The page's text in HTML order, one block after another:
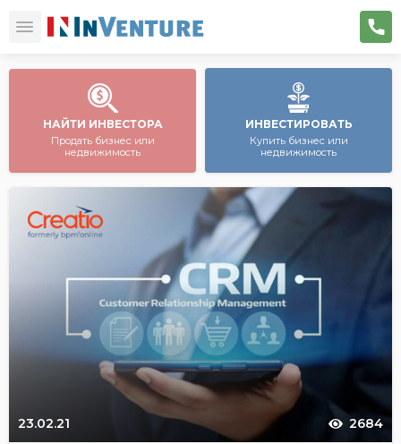
НАЙТИ ИНВЕСТОРА
Продать бизнес или
недвижимость
ИНВЕСТИРОВАТЬ
Купить бизнес или
недвижимость
23.02.21 2684